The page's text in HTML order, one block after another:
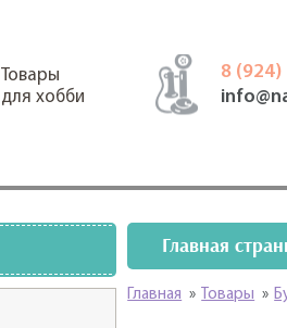
Товары
для хобби
8 (924)
Главная
Главная » Товары »